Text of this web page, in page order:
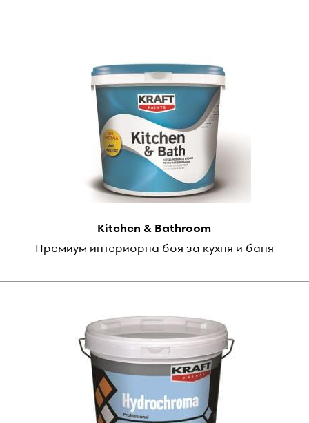
Kitchen & Bathroom
Премиум интериорна боя за кухня и баня